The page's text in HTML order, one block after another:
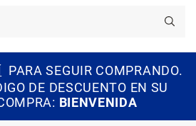
PARA SEGUIR COMPRANDO.
DE DESCUENTO EN SU
BIENVENIDA